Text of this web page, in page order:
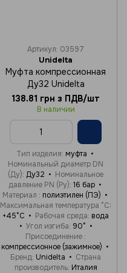
Артикул: 03597
Unidelta
Муфта компрессионная
Ду32 Unidelta
138.81 грн з ПДВ/шт
В наличии
Тип изделия муфта
Номинальный диаметр DN
(Ду) Ду32
Номинальное
давление PN (Ру) 16 бар
Материал
полиэтилен (ПЭ)
Максимальная температура °C
+45°C
Рабочая среда вода
Угол изгиба 90°
Присоединение
компрессионное (зажимное)
Бренд Unidelta
Страна
производитель Италия